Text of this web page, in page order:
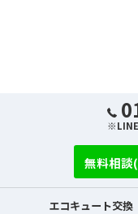
無料相談
エコキュート交換